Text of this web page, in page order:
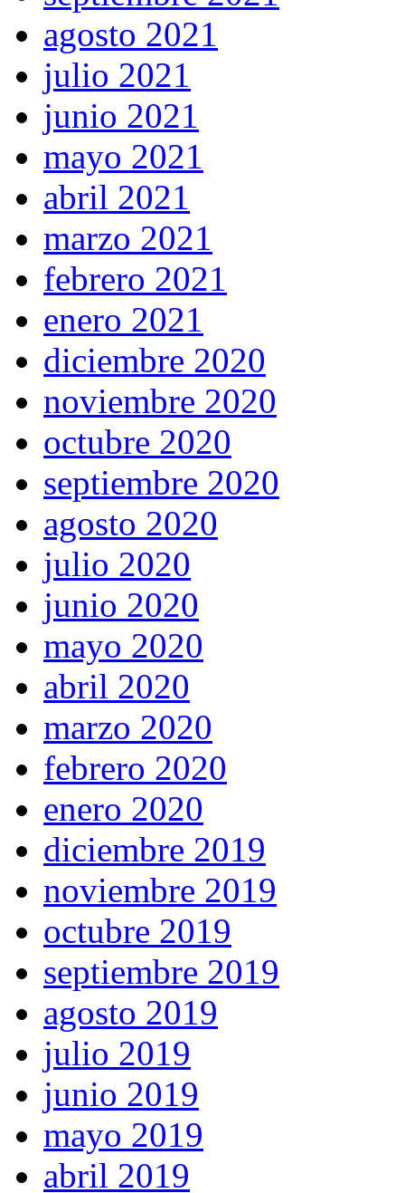
agosto 2021
julio 2021
junio 2021
mayo 2021
abril 2021
marzo 2021
febrero 2021
enero 2021
diciembre 2020
noviembre 2020
octubre 2020
septiembre 2020
agosto 2020
julio 2020
junio 2020
mayo 2020
abril 2020
marzo 2020
febrero 2020
enero 2020
diciembre 2019
noviembre 2019
octubre 2019
septiembre 2019
agosto 2019
julio 2019
junio 2019
mayo 2019
abril 2019